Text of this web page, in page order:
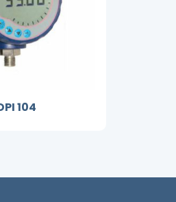
104